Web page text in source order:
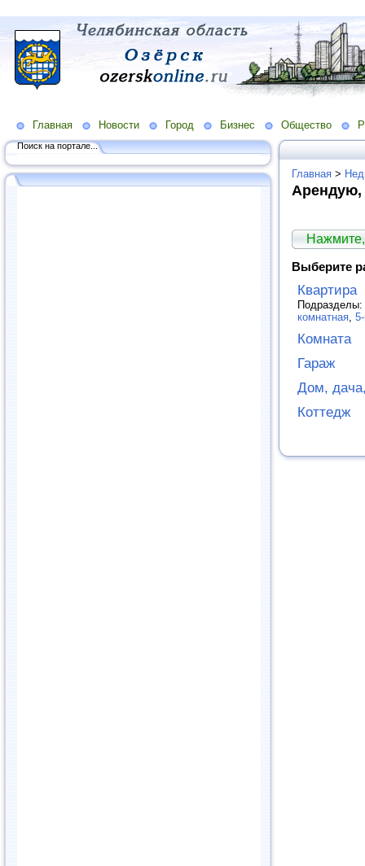
Главная Новости Город Бизнес Общество
Поиск на портале...
Главная >
Арендую,
Выберите
Квартира
Подразделы:
комнатная,
Комната
Гараж
Дом,
Коттедж